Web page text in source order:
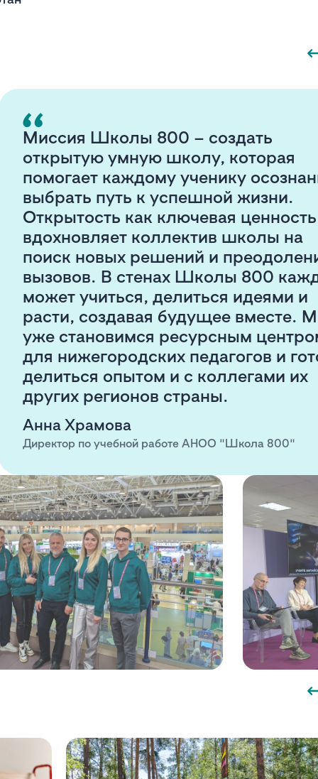
Миссия Школы 800 – создать
открытую умную школу, которая
помогает каждому ученику
выбрать путь к успешной жизни.
Открытость как ключевая ценность
вдохновляет коллектив школы на
поиск новых решений и
вызовов. В стенах Школы 800
может учиться, делиться идеями и
расти, создавая будущее вместе.
уже становимся ресурсным
для нижегородских педагогов и
делиться опытом и с коллегами их
других регионов страны.
Анна Храмова
Директор по учебной работе АНОО "Школа 800"